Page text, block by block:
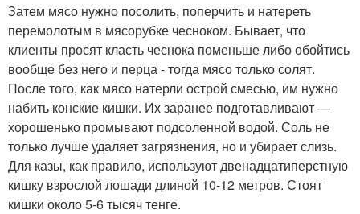
Затем мясо нужно посолить, поперчить и натереть
перемолотым в мясорубке чесноком. Бывает, что
клиенты просят класть чеснока поменьше либо обойтись
вообще без него и перца - тогда мясо только солят.
После того, как мясо натерли острой смесью, им нужно
набить конские кишки. Их заранее подготавливают —
хорошенько промывают подсоленной водой. Соль не
только лучше удаляет загрязнения, но и убирает слизь.
Для казы, как правило, используют двенадцатиперстную
кишку взрослой лошади длиной 10-12 метров. Стоят
кишки около 5-6 тысяч тенге.